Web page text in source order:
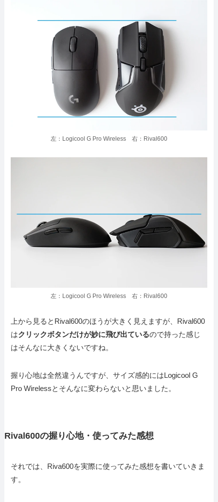
左：Logicool G Pro Wireless 右：Rival600
左：Logicool G Pro Wireless 右：Rival600
上から見るとRival600のほうが大きく見えますが、Rival600
はクリックボタンだけが妙に飛び出ているので持った感じ
はそんなに大きくないですね。
握り心地は全然違うんですが、サイズ感的にはLogicool G
Pro Wirelessとそんなに変わらないと思いました。
Rival600の握り心地・使ってみた感想
それでは、Riva600を実際に使ってみた感想を書いていきま
す。